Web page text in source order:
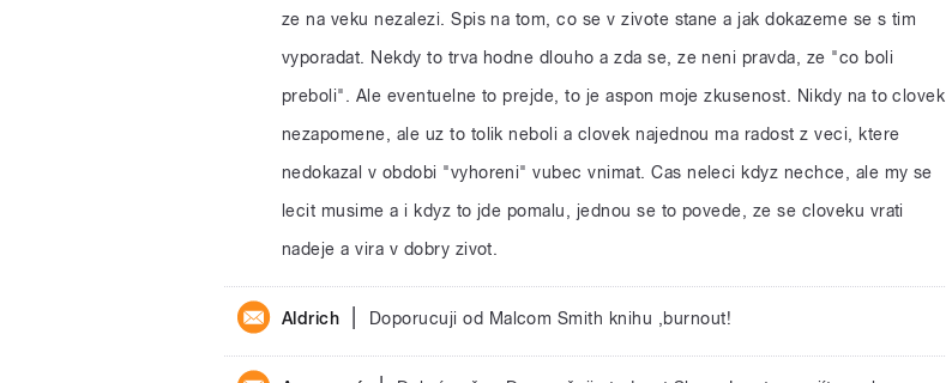
ze na veku nezalezi. Spis na tom, co se v zivote stane a jak dokazeme se s tim
vyporadat. Nekdy to trva hodne dlouho a zda se, ze neni pravda, ze "co boli
preboli". Ale eventuelne to prejde, to je aspon moje zkusenost. Nikdy na to clovek
nezapomene, ale uz to tolik neboli a clovek najednou ma radost z veci, ktere
nedokazal v obdobi "vyhoreni" vubec vnimat. Cas neleci kdyz nechce, ale my se
lecit musime a i kdyz to jde pomalu, jednou se to povede, ze se cloveku vrati
nadeje a vira v dobry zivot.
Aldrich Doporucuji od Malcom Smith knihu ,burnout!